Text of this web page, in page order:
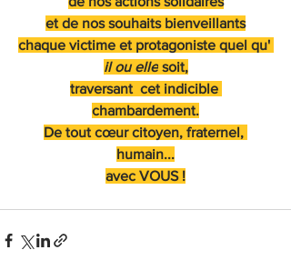
et de nos souhaits bienveillants
chaque victime et protagoniste quel qu'
il ou elle soit,
traversant  cet indicible
chambardement.
De tout cœur citoyen, fraternel,
humain...
avec VOUS !